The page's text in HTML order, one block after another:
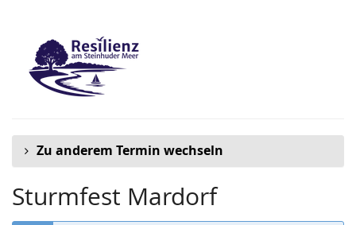
Inhalt
springen
Zu anderem Termin wechseln
Sturmfest Mardorf